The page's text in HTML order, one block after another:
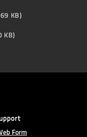
KB)
KB)
Form